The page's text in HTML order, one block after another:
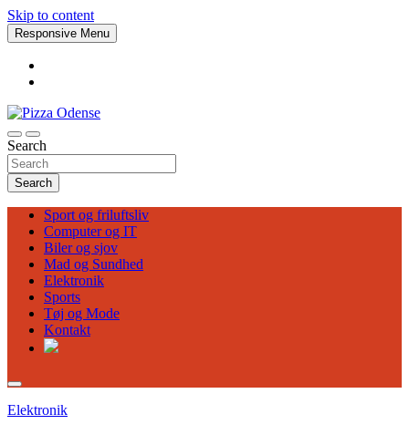
Skip to content
Responsive Menu
Pizza Odense
Search
Search
Sport og friluftsliv
Computer og IT
Biler og sjov
Mad og Sundhed
Elektronik
Sports
Tøj og Mode
Kontakt
Elektronik